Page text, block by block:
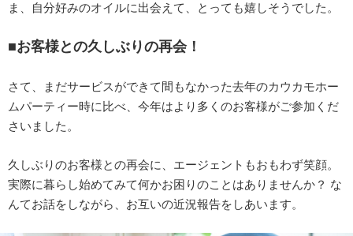
ま、自分好みのオイルに出会えて、とっても嬉しそうでした。
■お客様との久しぶりの再会！
さて、まだサービスができて間もなかった去年のカウカモホー
ムパーティー時に比べ、今年はより多くのお客様がご参加くだ
さいました。
久しぶりのお客様との再会に、エージェントもおもわず笑顔。
実際に暮らし始めてみて何かお困りのことはありませんか？ な
んてお話をしながら、お互いの近況報告をしあいます。